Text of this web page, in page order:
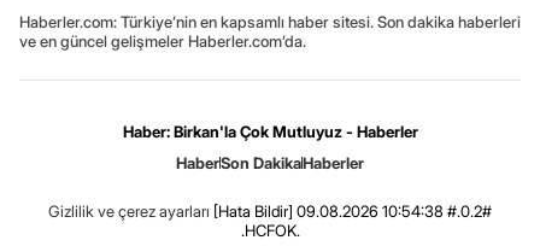
Haberler.com: Türkiye’nin en kapsamlı haber sitesi. Son dakika haberleri
ve en güncel gelişmeler Haberler.com’da.
Haber: Birkan'la Çok Mutluyuz - Haberler
HaberSon DakikaHaberler
Gizlilik ve çerez ayarları [Hata Bildir] 09.08.2026 10:54:38 #.0.2#
.HCFOK.